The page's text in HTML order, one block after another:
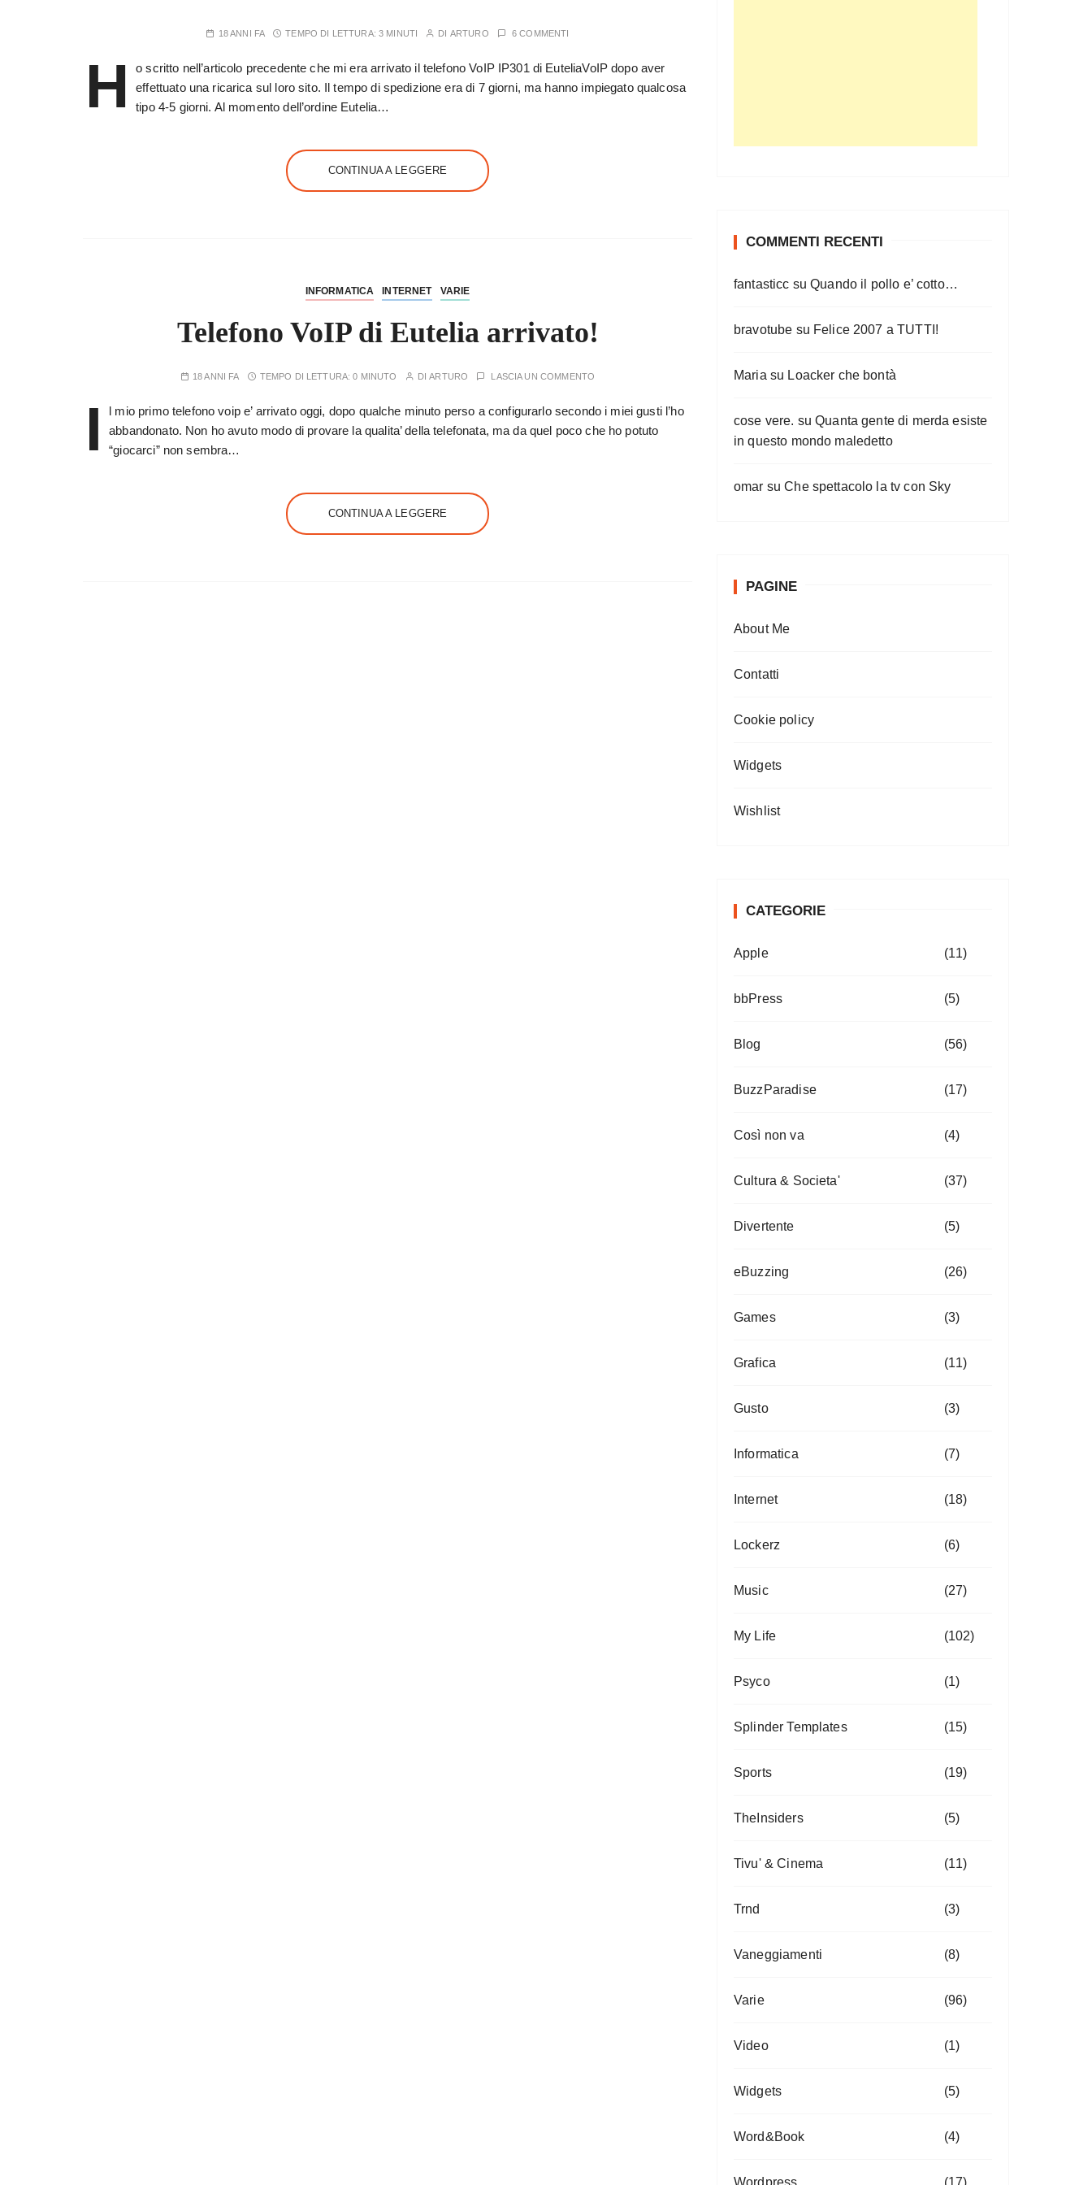
18 ANNI FA TEMPO DI LETTURA: 3 MINUTI DI ARTURO 6 COMMENTI
H
o scritto nell’articolo precedente che mi era arrivato il telefono VoIP IP301 di EuteliaVoIP dopo aver
effettuato una ricarica sul loro sito. Il tempo di spedizione era di 7 giorni, ma hanno impiegato qualcosa
tipo 4-5 giorni. Al momento dell’ordine Eutelia…
CONTINUA A LEGGERE
INFORMATICA INTERNET VARIE
Telefono VoIP di Eutelia arrivato!
18 ANNI FA TEMPO DI LETTURA:0 MINUTO DIARTURO LASCIA UN COMMENTO
I
l mio primo telefono voip e’ arrivato oggi, dopo qualche minuto perso a configurarlo secondo i miei gusti l’ho
abbandonato. Non ho avuto modo di provare la qualita’ della telefonata, ma da quel poco che ho potuto
“giocarci” non sembra…
CONTINUA A LEGGERE
COMMENTI RECENTI
fantasticc suQuando il pollo e’ cotto…
bravotube su Felice 2007 a TUTTI!
Maria su Loacker che bontà
cose vere. suQuanta gente di merda esiste
in questo mondo maledetto
omar suChe spettacolo la tv con Sky
PAGINE
About Me
Contatti
Cookie policy
Widgets
Wishlist
CATEGORIE
Apple (11)
bbPress (5)
Blog (56)
BuzzParadise (17)
Così non va (4)
Cultura & Societa' (37)
Divertente (5)
eBuzzing (26)
Games (3)
Grafica (11)
Gusto (3)
Informatica (7)
Internet (18)
Lockerz (6)
Music (27)
My Life (102)
Psyco (1)
Splinder Templates (15)
Sports (19)
TheInsiders (5)
Tivu' & Cinema (11)
Trnd (3)
Vaneggiamenti (8)
Varie (96)
Video (1)
Widgets (5)
Word&Book (4)
Wordpress (17)